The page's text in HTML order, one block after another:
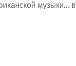
музыки…